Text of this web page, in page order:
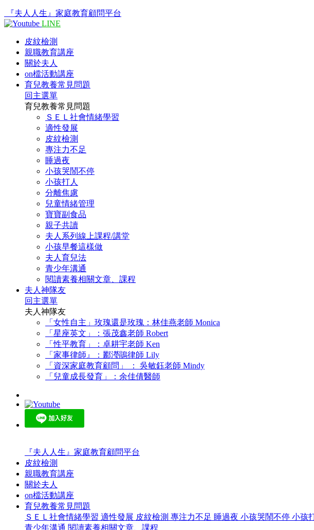
『夫人人生』家庭教育顧問平台
LINE
皮紋檢測
親職教育講座
關於夫人
on檔活動講座
育兒教養常見問題
回主選單
育兒教養常見問題
ＳＥＬ社會情緒學習
適性發展
皮紋檢測
專注力不足
睡過夜
小孩哭鬧不停
小孩打人
分離焦慮
兒童情緒管理
寶寶副食品
親子共讀
夫人系列線上課程/講堂
小孩早餐這樣做
夫人育兒法
青少年溝通
閱讀素養相關文章、課程
夫人神隊友
回主選單
夫人神隊友
「女性自主」玫瑰還是玫瑰：林佳燕老師 Monica
「星座英文」：張茂鑫老師 Robert
「性平教育」：卓耕宇老師 Ken
「家事律師』：酈瀅鵑律師 Lily
「資深家庭教育顧問」 ： 吳敏鈺老師 Mindy
「兒童成長發育」：余佳倩醫師
『夫人人生』家庭教育顧問平台
皮紋檢測
親職教育講座
關於夫人
on檔活動講座
育兒教養常見問題
ＳＥＬ社會情緒學習 適性發展 皮紋檢測 專注力不足 睡過夜 小孩哭鬧不停 小孩
青少年溝通 閱讀素養相關文章、課程